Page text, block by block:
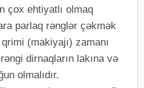
çox ehtiyatlı olmaq
parlaq rənglər çəkmək
(makiyajı) zamanı
dirnaqların lakına və
olmalıdır.